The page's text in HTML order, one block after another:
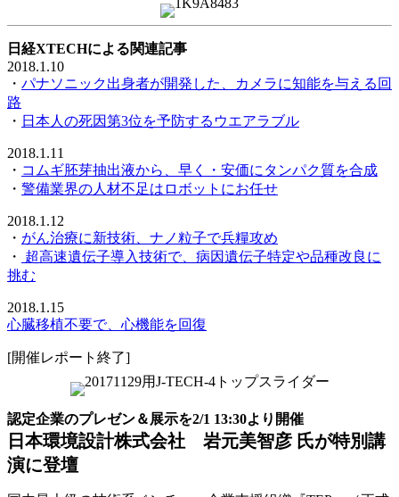
日経XTECHによる関連記事
2018.1.10
・ パナソニック出身者が開発した、カメラに知能を与える回
路
・ 日本人の死因第3位を予防するウエアラブル
2018.1.11
・ コムギ胚芽抽出液から、早く・安価にタンパク質を合成
・ 警備業界の人材不足はロボットにお任せ
2018.1.12
・ がん治療に新技術、ナノ粒子で兵糧攻め
・
超高速遺伝子導入技術で、病因遺伝子特定や品種改良に
挑む
2018.1.15
心臓移植不要で、心機能を回復
[開催レポート終了]
認定企業のプレゼン＆展示を2/1 13:30より開催
日本環境設計株式会社 岩元美智彦 氏が特別講
演に登壇